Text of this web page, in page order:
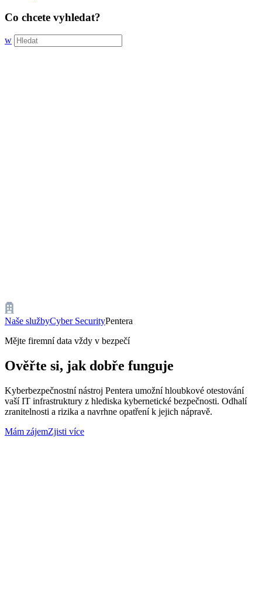
Co chcete vyhledat?
w
Naše službyCyber SecurityPentera
Mějte firemní data vždy v bezpečí
Ověřte si, jak dobře funguje
Kyberbezpečnostní nástroj Pentera umožní hloubkové otestování
vaší IT infrastruktury z hlediska kybernetické bezpečnosti. Odhalí
zranitelnosti a rizika a navrhne opatření k jejich nápravě.
Mám zájemZjisti více